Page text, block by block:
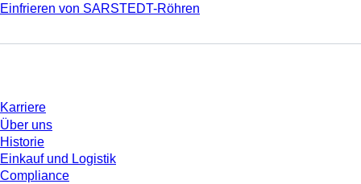
Einfrieren von SARSTEDT-Röhren
Karriere
Über uns
Historie
Einkauf und Logistik
Compliance